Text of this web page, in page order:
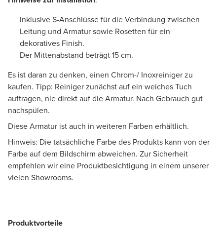
Inklusive S-Anschlüsse für die Verbindung zwischen
Leitung und Armatur sowie Rosetten für ein
dekoratives Finish.
Der Mittenabstand beträgt 15 cm.
Es ist daran zu denken, einen Chrom-/ Inoxreiniger zu
kaufen. Tipp: Reiniger zunächst auf ein weiches Tuch
auftragen, nie direkt auf die Armatur. Nach Gebrauch gut
nachspülen.
Diese Armatur ist auch in weiteren Farben erhältlich.
Hinweis: Die tatsächliche Farbe des Produkts kann von der
Farbe auf dem Bildschirm abweichen. Zur Sicherheit
empfehlen wir eine Produktbesichtigung in einem unserer
vielen Showrooms.
Produktvorteile